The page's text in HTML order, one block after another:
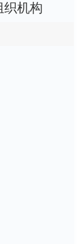
织机构